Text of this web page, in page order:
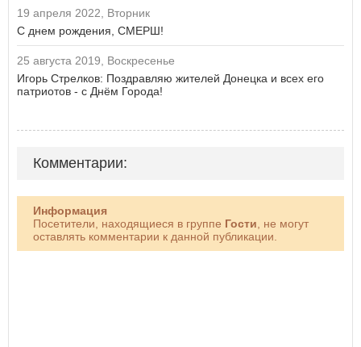
19 апреля 2022, Вторник
С днем рождения, СМЕРШ!
25 августа 2019, Воскресенье
Игорь Стрелков: Поздравляю жителей Донецка и всех его
патриотов - с Днём Города!
Комментарии:
Информация
Посетители, находящиеся в группе Гости , не могут
оставлять комментарии к данной публикации.